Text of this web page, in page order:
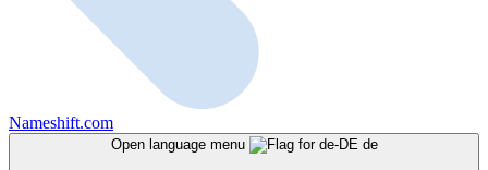
Nameshift.com
Open language menu de